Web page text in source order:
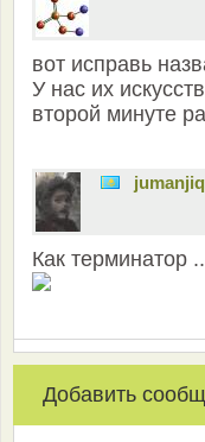
вот исправь
У нас их
второй минуте
Как терминатор
Добавить